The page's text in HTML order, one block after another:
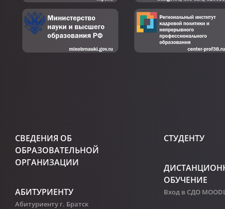
СВЕДЕНИЯ ОБ
ОБРАЗОВАТЕЛЬНОЙ
ОРГАНИЗАЦИИ
АБИТУРИЕНТУ
Абитуриенту г. Братск
СТУДЕНТУ
ОБУЧЕНИЕ
Вход в СДО